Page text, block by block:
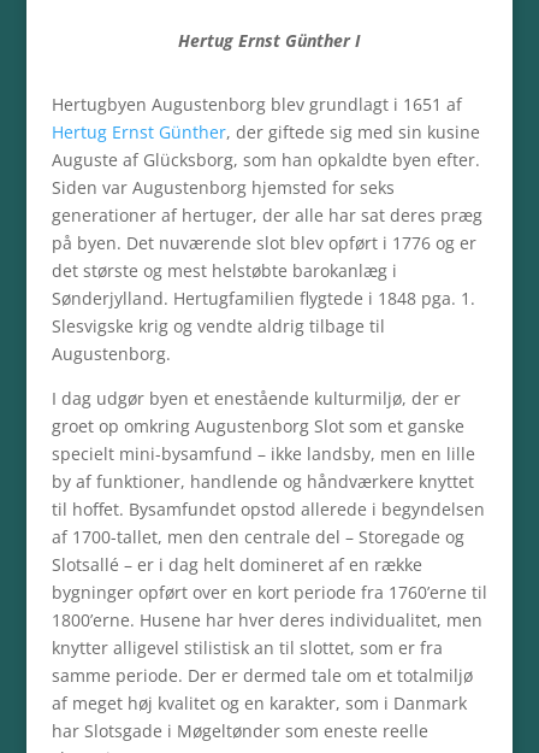
Hertug Ernst Günther I
Hertugbyen Augustenborg blev grundlagt i 1651 af
Hertug Ernst Günther, der giftede sig med sin kusine
Auguste af Glücksborg, som han opkaldte byen efter.
Siden var Augustenborg hjemsted for seks
generationer af hertuger, der alle har sat deres præg
på byen. Det nuværende slot blev opført i 1776 og er
det største og mest helstøbte barokanlæg i
Sønderjylland. Hertugfamilien flygtede i 1848 pga. 1.
Slesvigske krig og vendte aldrig tilbage til
Augustenborg.
I dag udgør byen et enestående kulturmiljø, der er
groet op omkring Augustenborg Slot som et ganske
specielt mini-bysamfund – ikke landsby, men en lille
by af funktioner, handlende og håndværkere knyttet
til hoffet. Bysamfundet opstod allerede i begyndelsen
af 1700-tallet, men den centrale del – Storegade og
Slotsallé – er i dag helt domineret af en række
bygninger opført over en kort periode fra 1760’erne til
1800’erne. Husene har hver deres individualitet, men
knytter alligevel stilistisk an til slottet, som er fra
samme periode. Der er dermed tale om et totalmiljø
af meget høj kvalitet og en karakter, som i Danmark
har Slotsgade i Møgeltønder som eneste reelle